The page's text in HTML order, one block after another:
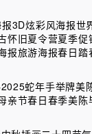
3D炫彩风海报世
怀旧夏令营夏季促
报旅游海报春日踏
2025蛇年手举牌美
亲节春日春季美陈